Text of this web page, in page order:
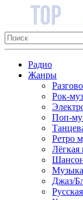
Радио
Жанры
Рок-
Поп-
Ретро
Лёгкая
Джаз/